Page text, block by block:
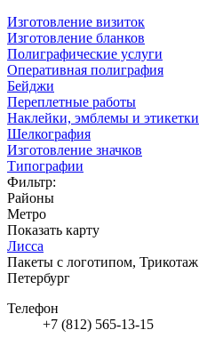
Изготовление визиток
Изготовление бланков
Полиграфические услуги
Оперативная полиграфия
Бейджи
Переплетные работы
Наклейки, эмблемы и этикетки
Шелкография
Изготовление значков
Типографии
Фильтр:
Районы
Метро
Показать карту
Лисса
Пакеты с логотипом, Трикотаж
Петербург
Телефон
+7 (812) 565-13-15